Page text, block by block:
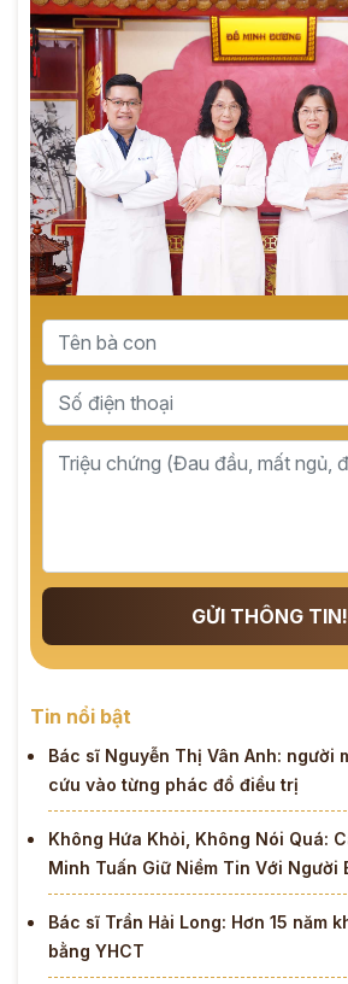
GỬI THÔNG TIN!
Tin nổi bật
Bác sĩ Nguyễn Thị Vân Anh: người
cứu vào từng phác đồ điều trị
Không Hứa Khỏi, Không Nói Quá:
Minh Tuấn Giữ Niềm Tin Với Người
Bác sĩ Trần Hải Long: Hơn 15 năm
bằng YHCT